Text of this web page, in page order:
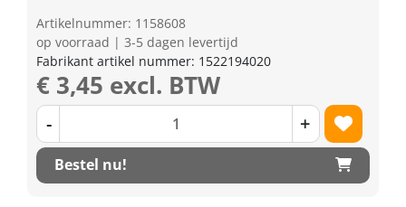
Artikelnummer: 1158608
op voorraad | 3-5 dagen levertijd
Fabrikant artikel nummer: 1522194020
€ 3,45 excl. BTW
- +
Bestel nu!